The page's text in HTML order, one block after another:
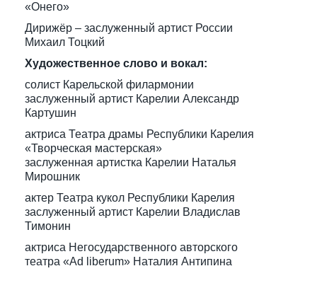
«Онего»
Дирижёр – заслуженный артист России
Михаил Тоцкий
Художественное слово и вокал:
солист Карельской филармонии
заслуженный артист Карелии Александр
Картушин
актриса Театра драмы Республики Карелия
«Творческая мастерская»
заслуженная артистка Карелии Наталья
Мирошник
актер Театра кукол Республики Карелия
заслуженный артист Карелии Владислав
Тимонин
актриса Негосударственного авторского
театра «Ad liberum» Наталия Антипина